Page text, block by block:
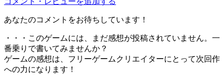
あなたのコメントをお待ちしています！
・・・このゲームには、まだ感想が投稿されていません。一
番乗りで書いてみませんか？
ゲームの感想は、フリーゲームクリエイターにとって次回作
への力になります！